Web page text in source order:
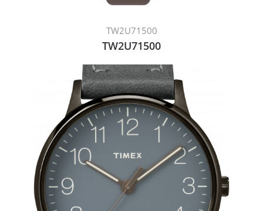
TW2U71500
TW2U71500